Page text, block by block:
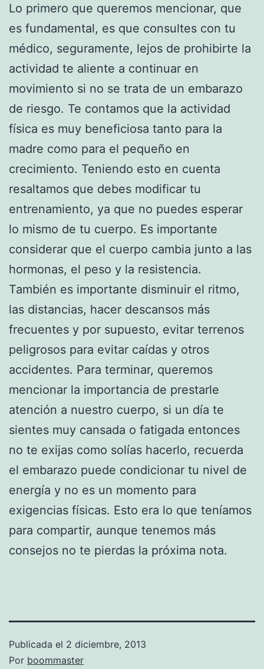
Lo primero que queremos mencionar, que
es fundamental, es que consultes con tu
médico, seguramente, lejos de prohibirte la
actividad te aliente a continuar en
movimiento si no se trata de un embarazo
de riesgo. Te contamos que la actividad
física es muy beneficiosa tanto para la
madre como para el pequeño en
crecimiento. Teniendo esto en cuenta
resaltamos que debes modificar tu
entrenamiento, ya que no puedes esperar
lo mismo de tu cuerpo. Es importante
considerar que el cuerpo cambia junto a las
hormonas, el peso y la resistencia.
También es importante disminuir el ritmo,
las distancias, hacer descansos más
frecuentes y por supuesto, evitar terrenos
peligrosos para evitar caídas y otros
accidentes. Para terminar, queremos
mencionar la importancia de prestarle
atención a nuestro cuerpo, si un día te
sientes muy cansada o fatigada entonces
no te exijas como solías hacerlo, recuerda
el embarazo puede condicionar tu nivel de
energía y no es un momento para
exigencias físicas. Esto era lo que teníamos
para compartir, aunque tenemos más
consejos no te pierdas la próxima nota.
Publicada el 2 diciembre, 2013
Por boommaster